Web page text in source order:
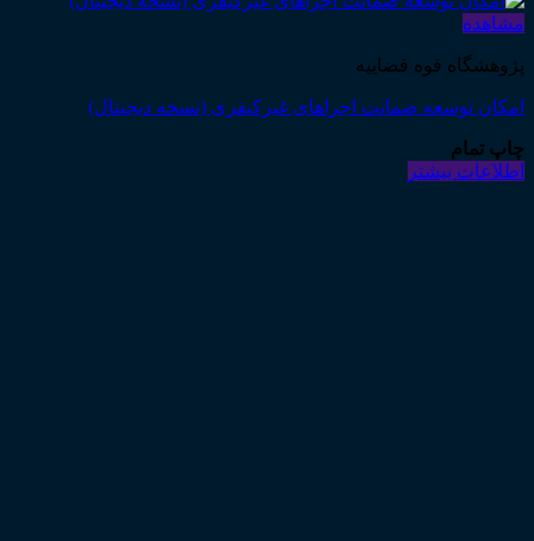
مشاهده
پژوهشگاه قوه قضاییه
امکان توسعه ضمانت اجراهای غیرکیفری (نسخه دیجیتال)
چاپ تمام
اطلاعات بیشتر